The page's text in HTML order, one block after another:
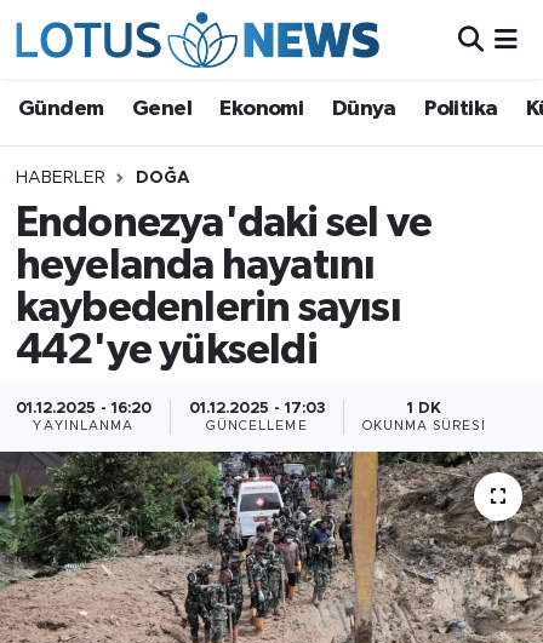
Gündem Genel Ekonomi Dünya Politika
HABERLER DOĞA
Endonezya'daki sel ve
heyelanda hayatını
kaybedenlerin sayısı
442'ye yükseldi
01.12.2025 - 16:20
YAYINLANMA
01.12.2025 - 17:03
GÜNCELLEME
1 DK
OKUNMA SÜRESI
Ekonomi
Dünya
Politika
Kültür - Sanat ve Tarih
Yaşam
Bilim ve Teknoloji
Çin Fuarları
Gündem